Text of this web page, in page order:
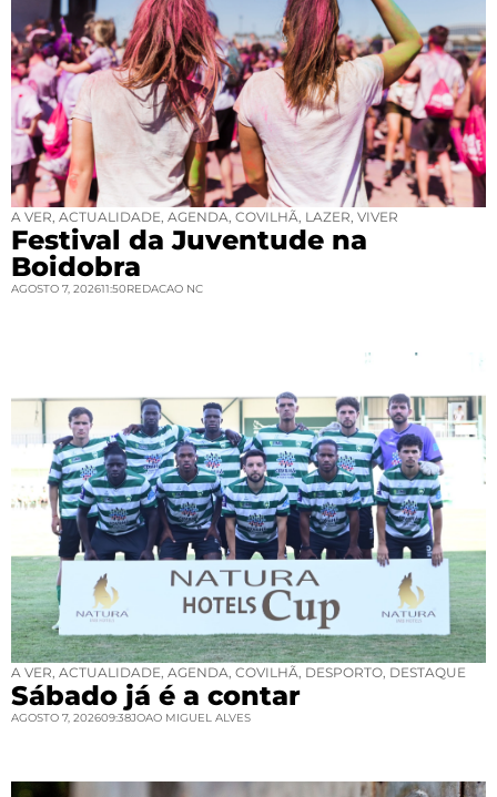
A VER ACTUALIDADE AGENDA COVILHÃ LAZER VIVER
Festival da Juventude na
Boidobra
AGOSTO 7, 202611:50REDACAO NC
A VER ACTUALIDADE AGENDA COVILHÃ DESPORTO DESTAQUE
Sábado já é a contar
AGOSTO 7, 202609:38JOAO MIGUEL ALVES